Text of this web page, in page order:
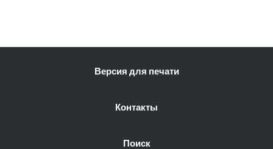
Версия для печати
Контакты
Поиск